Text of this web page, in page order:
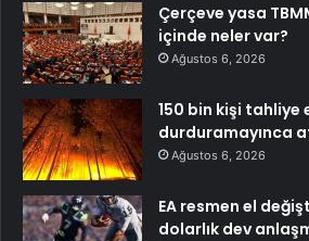
Çerçeve yasa
içinde neler var?
Ağustos 6, 2026
150 bin kişi tahliye
durduramayınca
Ağustos 6, 2026
EA resmen el
dolarlık dev